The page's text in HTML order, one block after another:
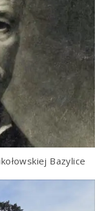
Bazylice